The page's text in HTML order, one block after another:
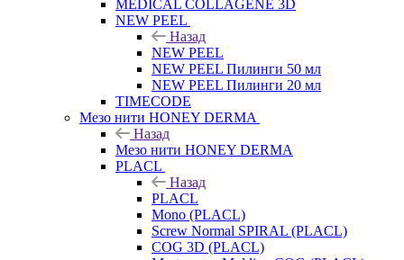
MEDICAL COLLAGENE 3D
NEW PEEL
Назад
NEW PEEL
NEW PEEL Пилинги 50 мл
NEW PEEL Пилинги 20 мл
TIMECODE
Мезо нити HONEY DERMA
Назад
Мезо нити HONEY DERMA
PLACL
Назад
PLACL
Mono (PLACL)
Screw Normal SPIRAL (PLACL)
COG 3D (PLACL)